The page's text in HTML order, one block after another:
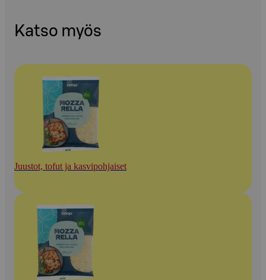
Katso myös
Juustot, tofut ja kasvipohjaiset